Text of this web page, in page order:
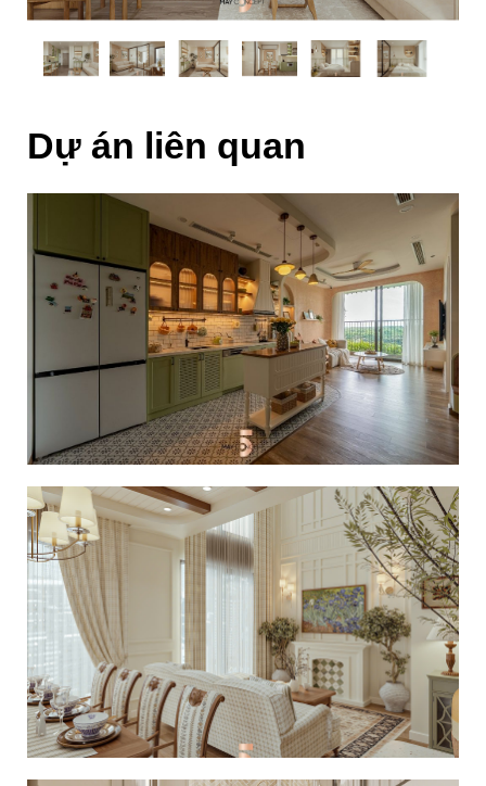
Dự án liên quan